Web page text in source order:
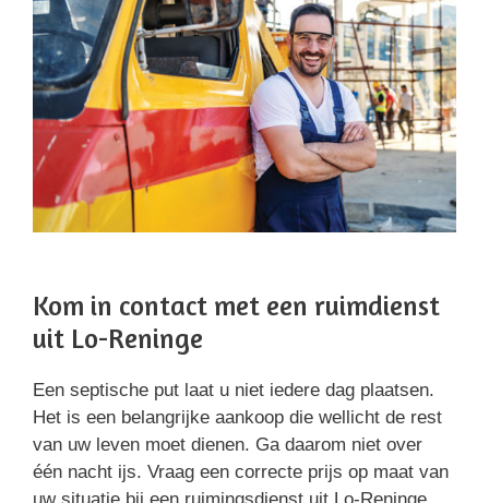
Kom in contact met een ruimdienst
uit Lo-Reninge
Een septische put laat u niet iedere dag plaatsen.
Het is een belangrijke aankoop die wellicht de rest
van uw leven moet dienen. Ga daarom niet over
één nacht ijs. Vraag een correcte prijs op maat van